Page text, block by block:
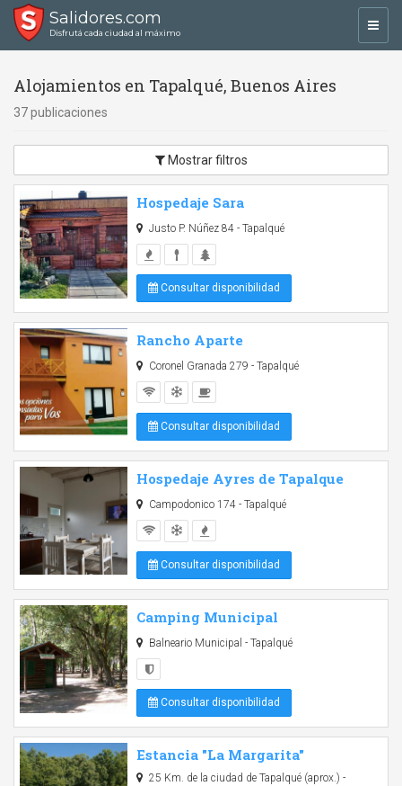
Salidores.com
Disfrutá cada ciudad al máximo
Alojamientos en Tapalqué, Buenos Aires
37 publicaciones
Mostrar filtros
Hospedaje Sara
Justo P. Núñez 84 - Tapalqué
Consultar disponibilidad
Rancho Aparte
Coronel Granada 279 - Tapalqué
Consultar disponibilidad
Hospedaje Ayres de Tapalque
Campodonico 174 - Tapalqué
Consultar disponibilidad
Camping Municipal
Balneario Municipal - Tapalqué
Consultar disponibilidad
Estancia "La Margarita"
25 Km. de la ciudad de Tapalqué (aprox.) -